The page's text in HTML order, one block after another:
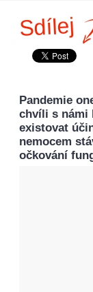
Sdílej
Pandemie
chvíli s námi
existovat
nemocem
očkování